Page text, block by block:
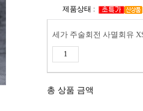
제품상태 :
세가 주술회전 사멸회유
총 상품 금액